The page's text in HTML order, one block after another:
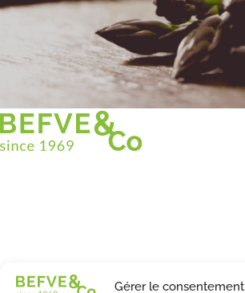
Gérer le consentement